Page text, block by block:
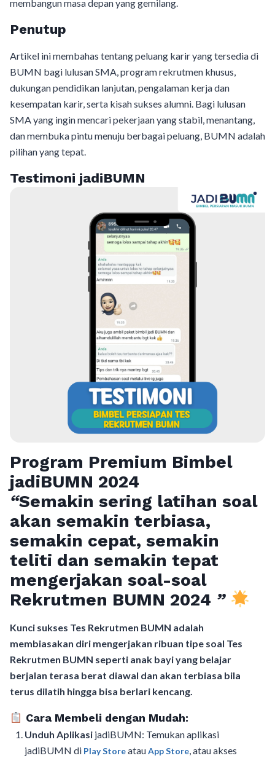
membangun masa depan yang gemilang.
Penutup
Artikel ini membahas tentang peluang karir yang tersedia di
BUMN bagi lulusan SMA, program rekrutmen khusus,
dukungan pendidikan lanjutan, pengalaman kerja dan
kesempatan karir, serta kisah sukses alumni. Bagi lulusan
SMA yang ingin mencari pekerjaan yang stabil, menantang,
dan membuka pintu menuju berbagai peluang, BUMN adalah
pilihan yang tepat.
Testimoni jadiBUMN
Program Premium Bimbel
jadiBUMN 2024
“Semakin sering latihan soal
akan semakin terbiasa,
semakin cepat, semakin
teliti dan semakin tepat
mengerjakan soal-soal
Rekrutmen BUMN 2024 ”
Kunci sukses Tes Rekrutmen BUMN adalah
membiasakan diri mengerjakan ribuan tipe soal Tes
Rekrutmen BUMN seperti anak bayi yang belajar
berjalan terasa berat diawal dan akan terbiasa bila
terus dilatih hingga bisa berlari kencang.
Cara Membeli dengan Mudah:
Unduh Aplikasi jadiBUMN: Temukan aplikasi
jadiBUMN di Play StoreatauApp Store, atau akses